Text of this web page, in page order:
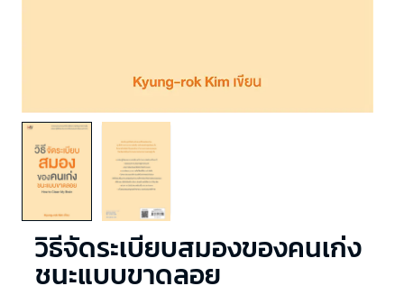
วิธีจัดระเบียบสมองของคนเก่ง
ชนะแบบขาดลอย